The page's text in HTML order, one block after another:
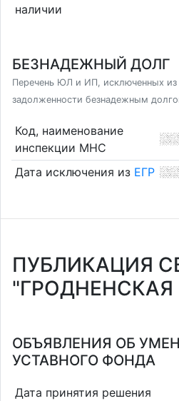
наличии
БЕЗНАДЕЖНЫЙ ДОЛГ
Перечень ЮЛ и ИП, исключенных из
задолженности безнадежным
Код, наименование
инспекции МНС
Дата исключения из ЕГР
ПУБЛИКАЦИЯ
"ГРОДНЕНСКАЯ
ОБЪЯВЛЕНИЯ ОБ
УСТАВНОГО ФОНДА
Дата принятия решения